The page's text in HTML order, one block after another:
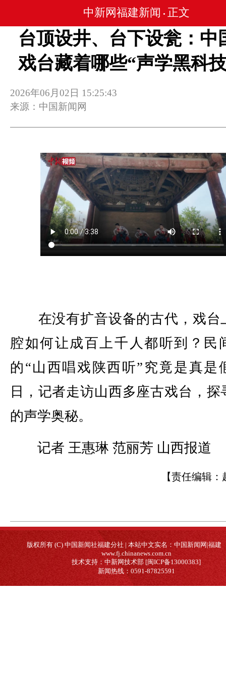
中新网福建新闻 • 正文
台顶设井、台下设瓮：中
戏台藏着哪些“声学黑科
2026年06月02日 15:25:43
来源：中国新闻网
在没有扩音设备的古代，戏台
腔如何让成百上千人都听到？民
的“山西唱戏陕西听”究竟是真是
日，记者走访山西多座古戏台，探
的声学奥秘。
记者 王惠琳 范丽芳 山西报道
【责任编辑：
版权所有 (C) 中国新闻社福建分社 | 本站中文实名：中国新闻网|福建
www.fj.chinanews.com.cn
技术支持：中新网技术部 [闽ICP备13000383]
新闻热线：0591-87825591